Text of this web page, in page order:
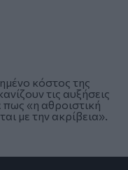
κόστος της
τις αυξήσεις
«η αθροιστική
με την ακρίβεια».